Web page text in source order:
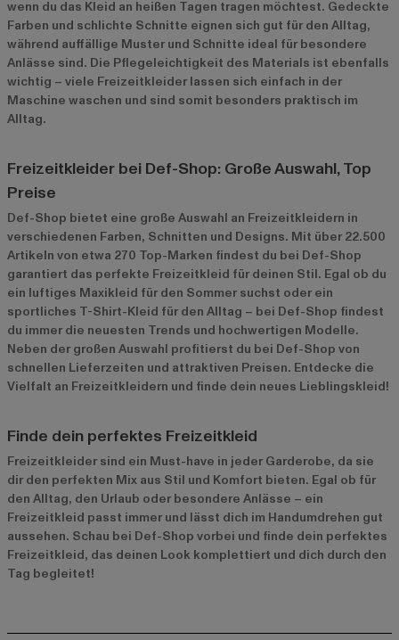
wenn du das Kleid an heißen Tagen tragen möchtest. Gedeckte
Farben und schlichte Schnitte eignen sich gut für den Alltag,
während auffällige Muster und Schnitte ideal für besondere
Anlässe sind. Die Pflegeleichtigkeit des Materials ist ebenfalls
wichtig – viele Freizeitkleider lassen sich einfach in der
Maschine waschen und sind somit besonders praktisch im
Alltag.
Freizeitkleider bei Def-Shop: Große Auswahl, Top
Preise
Def-Shop bietet eine große Auswahl an Freizeitkleidern in
verschiedenen Farben, Schnitten und Designs. Mit über 22.500
Artikeln von etwa 270 Top-Marken findest du bei Def-Shop
garantiert das perfekte Freizeitkleid für deinen Stil. Egal ob du
ein luftiges Maxikleid für den Sommer suchst oder ein
sportliches T-Shirt-Kleid für den Alltag – bei Def-Shop findest
du immer die neuesten Trends und hochwertigen Modelle.
Neben der großen Auswahl profitierst du bei Def-Shop von
schnellen Lieferzeiten und attraktiven Preisen. Entdecke die
Vielfalt an Freizeitkleidern und finde dein neues Lieblingskleid!
Finde dein perfektes Freizeitkleid
Freizeitkleider sind ein Must-have in jeder Garderobe, da sie
dir den perfekten Mix aus Stil und Komfort bieten. Egal ob für
den Alltag, den Urlaub oder besondere Anlässe – ein
Freizeitkleid passt immer und lässt dich im Handumdrehen gut
aussehen. Schau bei Def-Shop vorbei und finde dein perfektes
Freizeitkleid, das deinen Look komplettiert und dich durch den
Tag begleitet!